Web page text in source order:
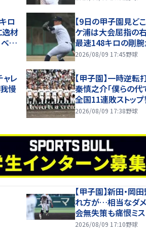
ロ
逸材
ン
【9日の甲子園見ど
ケ浦は大会屈指の
最速148キロの剛腕
けて対戦
2026/08/09 17:45野球
レ
慢
【甲子園】一時逆転
秦慎之介「僕らの代
全国11連敗ストップ
2026/08/09 17:38野球
【甲子園】新田・岡
れ方が…相当なダ
会無失策も痛恨ミス
2026/08/09 17:10野球